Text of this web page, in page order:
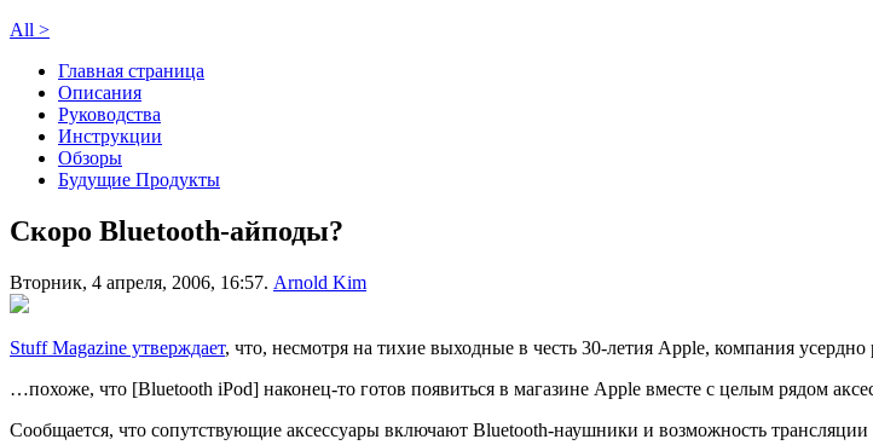
All >
Главная страница
Описания
Руководства
Инструкции
Обзоры
Будущие Продукты
Скоро Bluetooth-айподы?
Вторник, 4 апреля, 2006, 16:57. Arnold Kim
Stuff Magazine утверждает, что, несмотря на тихие выходные в честь 30-летия Apple, компания
…похоже, что [Bluetooth iPod] наконец-то готов появиться в магазине Apple вместе с целым рядом
Сообщается, что сопутствующие аксессуары включают Bluetooth-наушники и возможность трансляции